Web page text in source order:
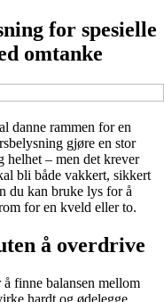
for spesielle
omtanke
danne rammen for en
gjøre en stor
helhet – men det krever
bli både vakkert, sikkert
du kan bruke lys for å
for en kveld eller to.
å overdrive
finne balansen mellom
hardt og ødelegge